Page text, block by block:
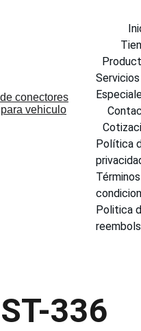
Servicios
Política
Politica
ST-336